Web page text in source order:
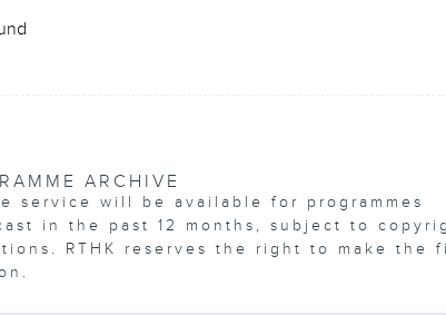
ARCHIVE
service will be available for programmes
in the past 12 months, subject to
RTHK reserves the right to make the